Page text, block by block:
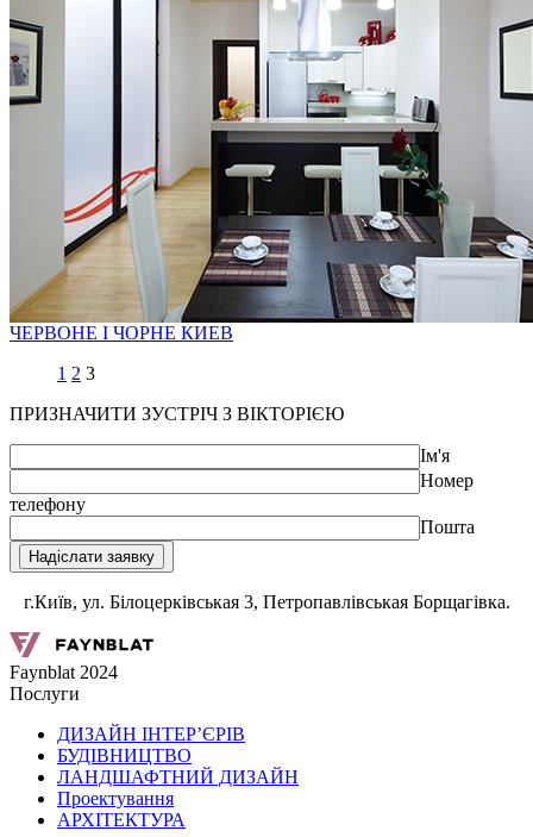
ЧЕРВОНЕ І ЧОРНЕ КИЕВ
1 2 3
ПРИЗНАЧИТИ ЗУСТРІЧ З ВІКТОРІЄЮ
Ім'я
Номер
телефону
Пошта
г.Київ, ул. Білоцерківськая 3, Петропавлівськая Борщагівка.
Faynblat 2024
Послуги
ДИЗАЙН ІНТЕР’ЄРІВ
БУДІВНИЦТВО
ЛАНДШАФТНИЙ ДИЗАЙН
Проектування
АРХІТЕКТУРА